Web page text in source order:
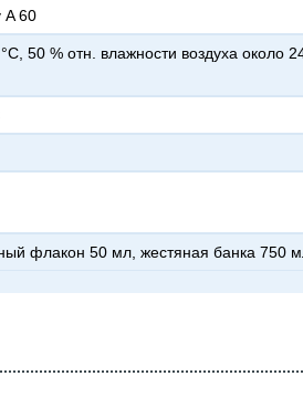
A 60
флакон 50 мл, жестяная банка 750